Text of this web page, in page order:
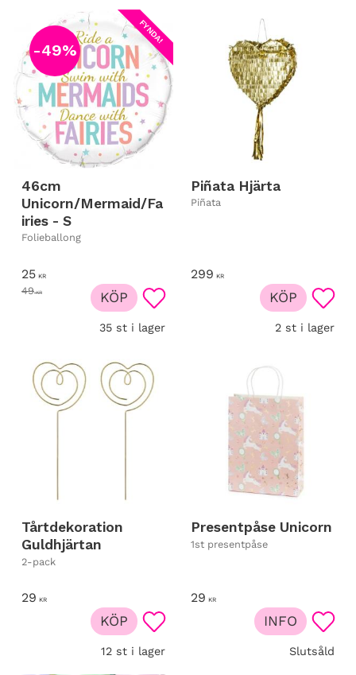
46cm
Unicorn/Mermaid/Fa
iries - S
Folieballong
25 KR
49KR
49%
FYNDA!
Lägg till i favoriter
35 st i lager
KÖP
Piñata Hjärta
Piñata
299 KR
2 st i lager
KÖP
Tårtdekoration
Guldhjärtan
2-pack
29 KR
Lägg till i favoriter
12 st i lager
KÖP
Presentpåse Unicorn
1st presentpåse
29 KR
Slutsåld
INFO